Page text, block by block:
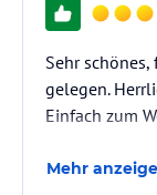
Sehr
gelegen.
Einfach zum
Mehr